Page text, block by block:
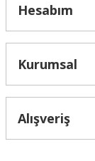
Hesabım
Kurumsal
Alışveriş